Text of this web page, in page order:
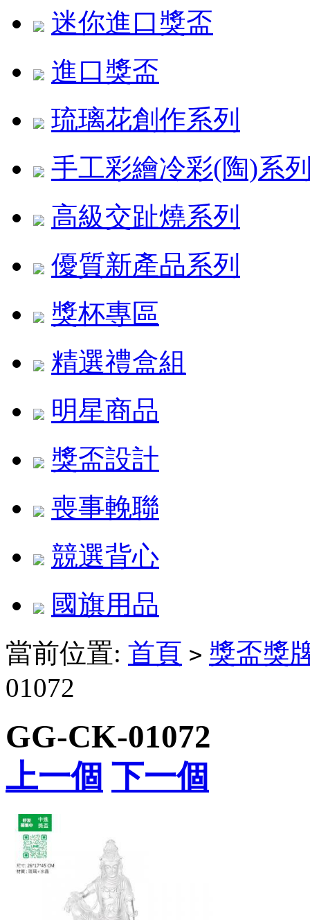
迷你進口獎盃
進口獎盃
琉璃花創作系列
手工彩繪冷彩(陶)系
高級交趾燒系列
優質新產品系列
獎杯專區
精選禮盒組
明星商品
獎盃設計
喪事輓聯
競選背心
國旗用品
當前位置: 首頁 > 獎盃獎
01072
GG-CK-01072
上一個 下一個